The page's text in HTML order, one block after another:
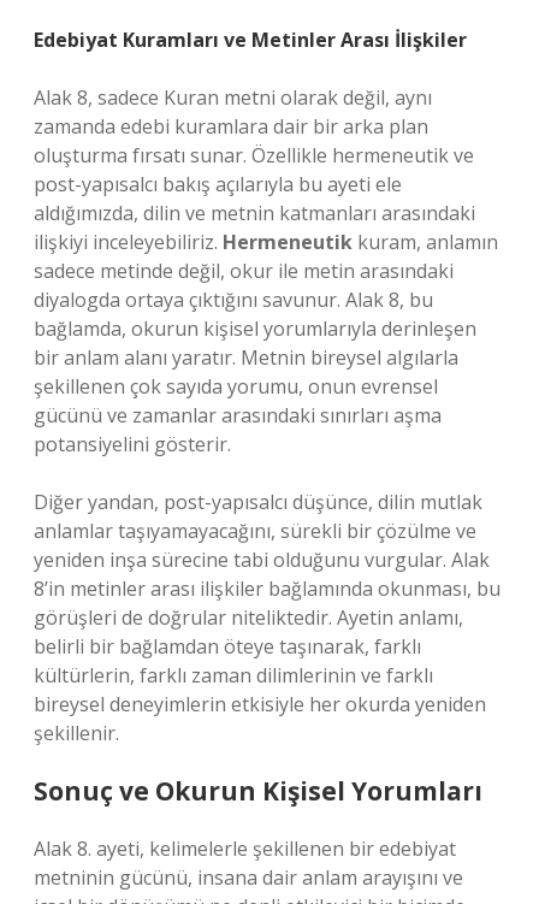
Edebiyat Kuramları ve Metinler Arası İlişkiler
Alak 8, sadece Kuran metni olarak değil, aynı
zamanda edebi kuramlara dair bir arka plan
oluşturma fırsatı sunar. Özellikle hermeneutik ve
post-yapısalcı bakış açılarıyla bu ayeti ele
aldığımızda, dilin ve metnin katmanları arasındaki
ilişkiyi inceleyebiliriz. Hermeneutik kuram, anlamın
sadece metinde değil, okur ile metin arasındaki
diyalogda ortaya çıktığını savunur. Alak 8, bu
bağlamda, okurun kişisel yorumlarıyla derinleşen
bir anlam alanı yaratır. Metnin bireysel algılarla
şekillenen çok sayıda yorumu, onun evrensel
gücünü ve zamanlar arasındaki sınırları aşma
potansiyelini gösterir.
Diğer yandan, post-yapısalcı düşünce, dilin mutlak
anlamlar taşıyamayacağını, sürekli bir çözülme ve
yeniden inşa sürecine tabi olduğunu vurgular. Alak
8’in metinler arası ilişkiler bağlamında okunması, bu
görüşleri de doğrular niteliktedir. Ayetin anlamı,
belirli bir bağlamdan öteye taşınarak, farklı
kültürlerin, farklı zaman dilimlerinin ve farklı
bireysel deneyimlerin etkisiyle her okurda yeniden
şekillenir.
Sonuç ve Okurun Kişisel Yorumları
Alak 8. ayeti, kelimelerle şekillenen bir edebiyat
metninin gücünü, insana dair anlam arayışını ve